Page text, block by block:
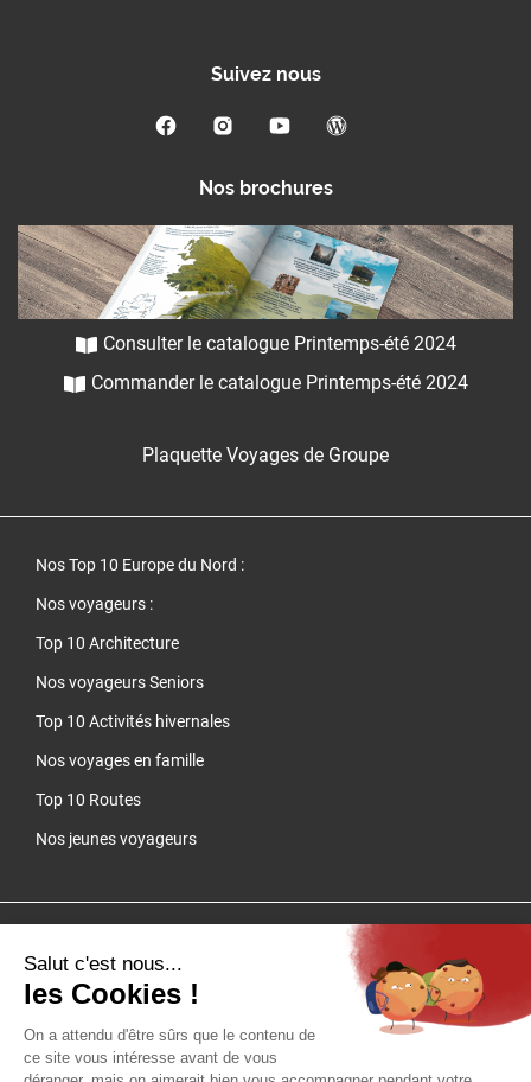
Suivez nous
Nos brochures
Consulter le catalogue Printemps-été 2024
Commander le catalogue Printemps-été 2024
Plaquette Voyages de Groupe
Nos Top 10 Europe du Nord :
Nos voyageurs :
Top 10 Architecture
Nos voyageurs Seniors
Top 10 Activités hivernales
Nos voyages en famille
Top 10 Routes
Nos jeunes voyageurs